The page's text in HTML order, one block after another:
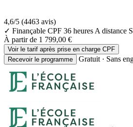
4,6/5 (4463 avis)
✓ Finançable CPF 36 heures A distance
À partir de 1 799,00 €
Voir le tarif après prise en charge CPF
Recevoir le programme
Gratuit · Sans